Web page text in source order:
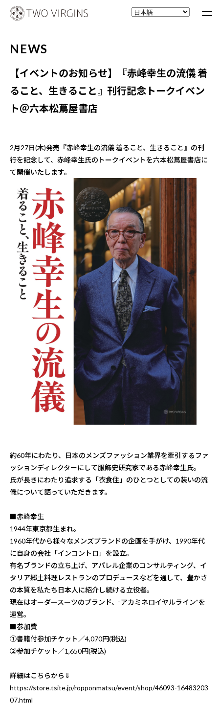
NEWS
【イベントのお知らせ】『赤峰幸生の流儀 着
ること、生きること』刊行記念トークイベン
ト＠六本松蔦屋書店
2月27日(木)発売『赤峰幸生の流儀 着ること、生きること』の刊
行を記念して、赤峰幸生氏のトークイベントを六本松蔦屋書店に
て開催いたします。
約60年にわたり、日本のメンズファッション業界を牽引するファ
ッションディレクターにして服飾史研究家である赤峰幸生氏。
氏が長きにわたり追求する「衣食住」のひとつとしての装いの流
儀について語っていただきます。
■赤峰幸生
1944年東京都生まれ。
1960年代から様々なメンズブランドの企画を手がけ、1990年代
に自身の会社「インコントロ」を設立。
有名ブランドの立ち上げ、アパレル企業のコンサルティング、イ
タリア郷土料理レストランのプロデュースなどを通して、豊かさ
の本質を私たち日本人に紹介し続ける立役者。
現在はオーダースーツのブランド、”アカミネロイヤルライン”を
運営。
■参加費
①書籍付参加チケット／4,070円(税込)
②参加チケット／1,650円(税込)
詳細はこちらから⇓
https://store.tsite.jp/ropponmatsu/event/shop/46093-16483203
07.html